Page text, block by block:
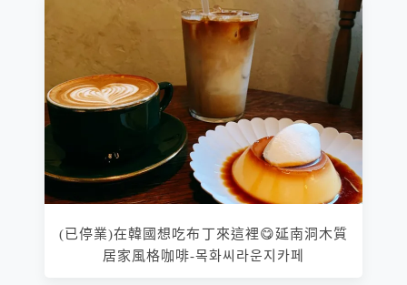
(已停業)在韓國想吃布丁來這裡😋延南洞木質
居家風格咖啡-목화씨라운지카페